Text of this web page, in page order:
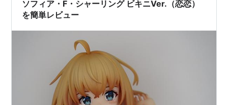
ソフィア・F・シャーリング ビキニVer.（恋恋）
を簡単レビュー